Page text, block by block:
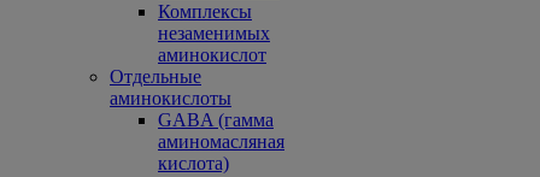
Комплексы
незаменимых
аминокислот
Отдельные
аминокислоты
GABA (гамма
аминомасляная
кислота)